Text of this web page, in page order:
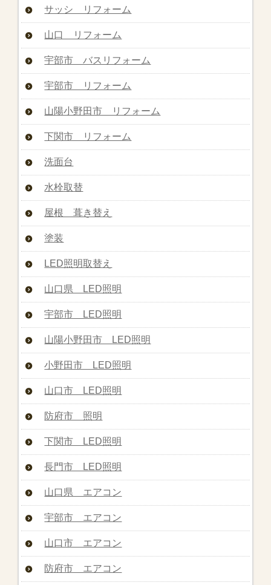
サッシ リフォーム
山口 リフォーム
宇部市 バスリフォーム
宇部市 リフォーム
山陽小野田市 リフォーム
下関市 リフォーム
洗面台
水栓取替
屋根 葺き替え
塗装
LED照明取替え
山口県 LED照明
宇部市 LED照明
山陽小野田市 LED照明
小野田市 LED照明
山口市 LED照明
防府市 照明
下関市 LED照明
長門市 LED照明
山口県 エアコン
宇部市 エアコン
山口市 エアコン
防府市 エアコン